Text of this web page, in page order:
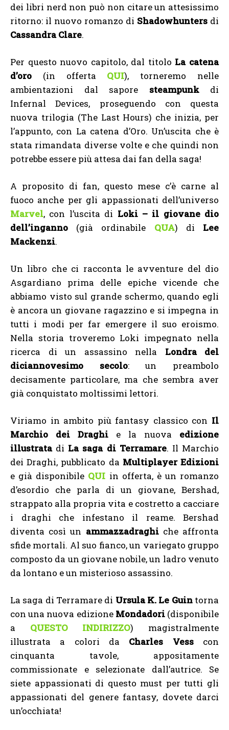
dei libri nerd non può non citare un attesissimo
ritorno: il nuovo romanzo di Shadowhunters di
Cassandra Clare.
Per questo nuovo capitolo, dal titolo La catena
d’oro (in offerta QUI), torneremo nelle
ambientazioni dal sapore steampunkdi
Infernal Devices, proseguendo con questa
nuova trilogia (The Last Hours) che inizia, per
l’appunto, con La catena d’Oro. Un’uscita che è
stata rimandata diverse volte e che quindi non
potrebbe essere più attesa dai fan della saga!
A proposito di fan, questo mese c’è carne al
fuoco anche per gli appassionati dell’universo
Marvel, con l’uscita di Loki – il giovane dio
dell’inganno (già ordinabile QUA) di Lee
Mackenzi.
Un libro che ci racconta le avventure del dio
Asgardiano prima delle epiche vicende che
abbiamo visto sul grande schermo, quando egli
è ancora un giovane ragazzino e si impegna in
tutti i modi per far emergere il suo eroismo.
Nella storia troveremo Loki impegnato nella
ricerca di un assassino nella Londra del
diciannovesimo secolo: un preambolo
decisamente particolare, ma che sembra aver
già conquistato moltissimi lettori.
Viriamo in ambito più fantasy classico con Il
Marchio dei Draghi e la nuova edizione
illustratadi La saga di Terramare. Il Marchio
dei Draghi, pubblicato da Multiplayer Edizioni
e già disponibile QUI in offerta, è un romanzo
d’esordio che parla di un giovane, Bershad,
strappato alla propria vita e costretto a cacciare
i draghi che infestano il reame. Bershad
diventa così un ammazzadraghiche affronta
sfide mortali. Al suo fianco, un variegato gruppo
composto da un giovane nobile, un ladro venuto
da lontano e un misterioso assassino.
La saga di Terramare di Ursula K. Le Guintorna
con una nuova edizione Mondadori(disponibile
a QUESTO INDIRIZZO) magistralmente
illustrata a colori da Charles Vesscon
cinquanta tavole, appositamente
commissionate e selezionate dall’autrice. Se
siete appassionati di questo must per tutti gli
appassionati del genere fantasy, dovete darci
un’occhiata!